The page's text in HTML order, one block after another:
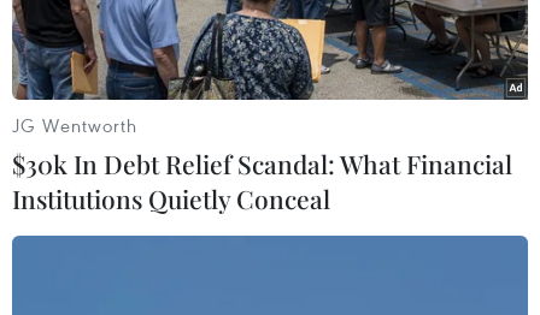
JG Wentworth
$30k In Debt Relief Scandal: What Financial
Institutions Quietly Conceal